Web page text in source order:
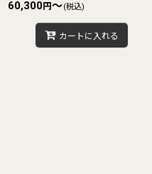
60,300円～(税込)
カートに入れる